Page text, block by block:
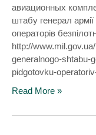
авиационных
штабу генерал
операторів
http://
generalnogo-shtabu-
pidgotovku-
Read More »